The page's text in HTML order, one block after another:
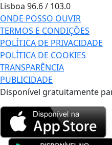
Lisboa 96.6 / 103.0
ONDE POSSO OUVIR
TERMOS E CONDIÇÕES
POLÍTICA DE PRIVACIDADE
POLÍTICA DE COOKIES
TRANSPARÊNCIA
PUBLICIDADE
Disponível gratuitamente